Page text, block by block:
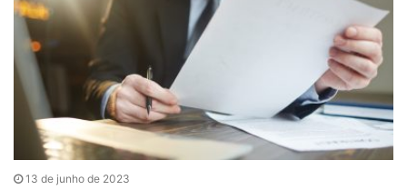
13 de junho de 2023